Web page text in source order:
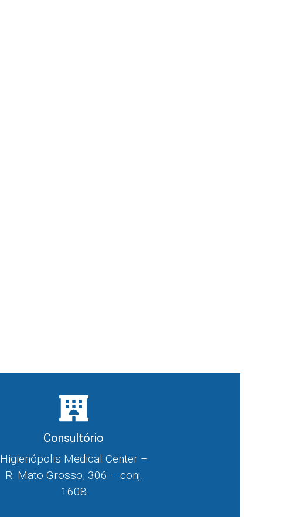
Consultório
Higienópolis Medical Center –
R. Mato Grosso, 306 – conj.
1608